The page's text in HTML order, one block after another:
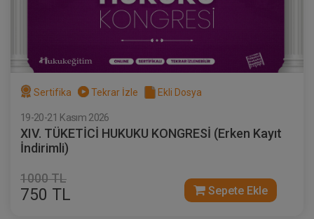
Sertifika Tekrar İzle Ekli Dosya
19-20-21 Kasım 2026
XIV. TÜKETİCİ HUKUKU KONGRESİ (Erken Kayıt
İndirimli)
1000 TL
750 TL Sepete Ekle